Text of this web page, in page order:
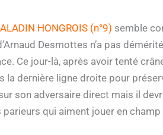
HONGROIS (n°9) semble
Desmottes n’a pas
Ce jour-là, après avoir tenté
la dernière ligne droite pour
son adversaire direct mais il
parieurs qui aiment jouer en